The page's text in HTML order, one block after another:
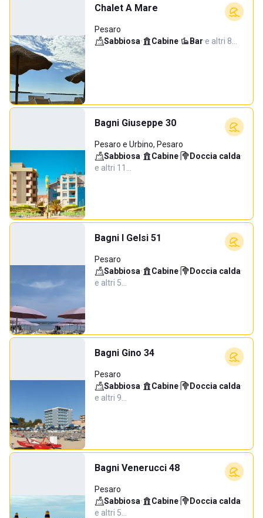
Chalet A Mare
Pesaro
Sabbiosa· Cabine· Bar·e altri 8…
Bagni Giuseppe 30
Pesaro e Urbino, Pesaro
Sabbiosa· Cabine· Doccia calda·
e altri 11…
Bagni I Gelsi 51
Pesaro
Sabbiosa· Cabine· Doccia calda·
e altri 5…
Bagni Gino 34
Pesaro
Sabbiosa· Cabine· Doccia calda·
e altri 9…
Bagni Venerucci 48
Pesaro
Sabbiosa· Cabine· Doccia calda·
e altri 5…